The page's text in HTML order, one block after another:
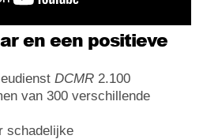
en een positieve
DCMR 2.100
van 300 verschillende
schadelijke